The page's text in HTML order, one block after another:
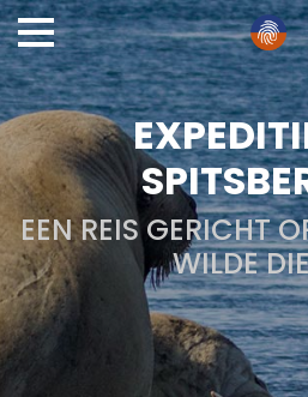
EEN REIS GERICHT
WILDE